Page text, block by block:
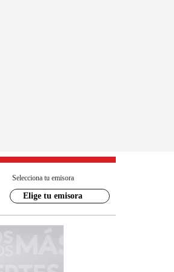
Selecciona tu emisora
Elige tu emisora